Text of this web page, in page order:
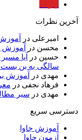
آخرین نظرات
امیرعلی در
محسن در
آموزش
حسین در
سالگی به بن
مهدی در
آموزش
فرهاد نجفی در
مهدی در سیر
دسترسی سریع
آموزش جاوا
آزمون جاوا